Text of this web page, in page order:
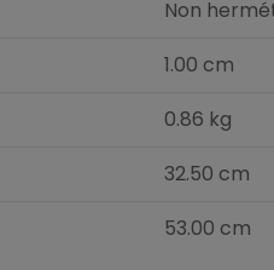
Non
1.00 cm
0.86 kg
32.50 cm
53.00 cm